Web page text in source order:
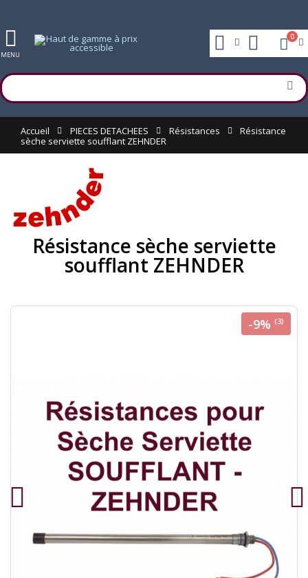
MENU
0
Accueil PIECES DETACHEES Résistances
Résistance
sèche serviette soufflant ZEHNDER
Résistance sèche serviette
soufflant ZEHNDER
-9% (3)